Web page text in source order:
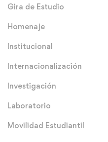
Gira de Estudio
Homenaje
Institucional
Internacionalización
Investigación
Laboratorio
Movilidad Estudiantil